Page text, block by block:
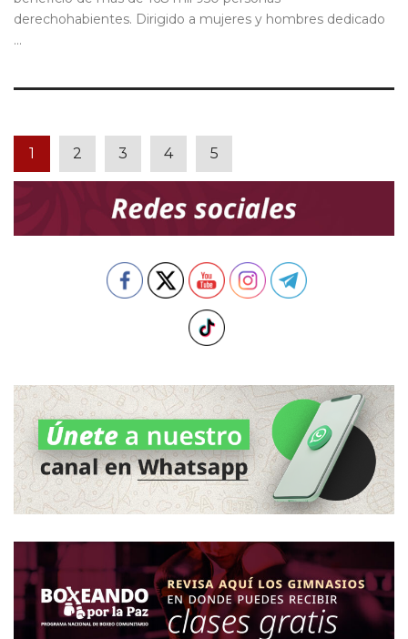
derechohabientes. Dirigido a mujeres y hombres dedicado
...
1 2 3 4 5